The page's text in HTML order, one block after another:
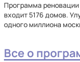
Программа реновации
входит 5176 домов.
одного миллиона
Все о